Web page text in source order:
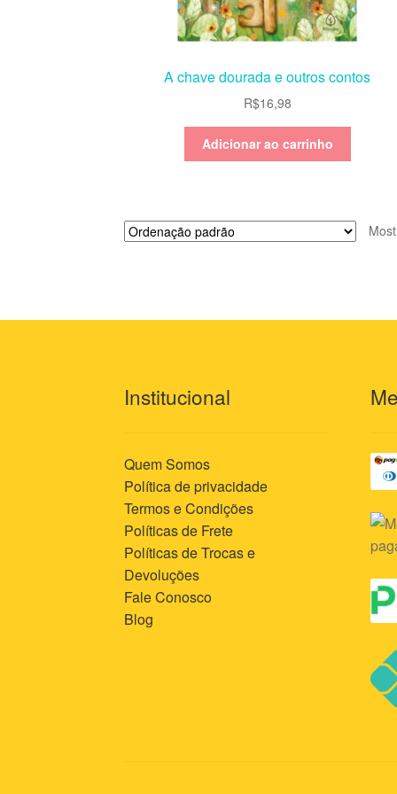
A chave dourada e outros contos
R$16,98
Adicionar ao carrinho
Institucional
Quem Somos
Política de privacidade
Termos e Condições
Políticas de Frete
Políticas de Trocas e
Devoluções
Fale Conosco
Blog